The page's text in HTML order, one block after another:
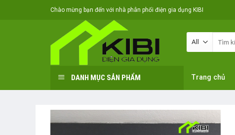
Chào mừng bạn đến với nhà phân phối điện gia dụng KIBI
DANH MỤC SẢN PHẨM Trang chủ